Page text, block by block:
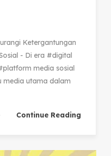
Ketergantungan
- Di era #digital
media sosial
media utama dalam
Continue Reading